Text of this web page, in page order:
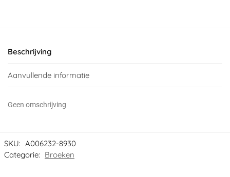
Beschrijving
Aanvullende informatie
Geen omschrijving
SKU: A006232-8930
Categorie: Broeken